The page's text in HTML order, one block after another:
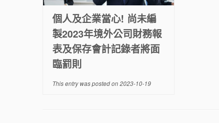
個人及企業當心! 尚未編
製2023年境外公司財務報
表及保存會計記錄者將面
臨罰則
This entry was posted on2023-10-19